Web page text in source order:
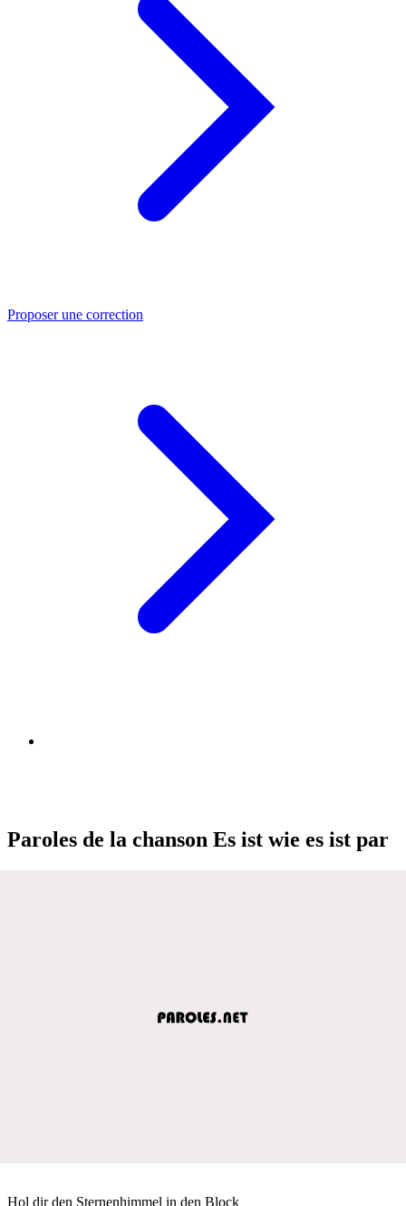
Proposer une correction
Paroles de la chanson Es ist wie es ist par
Hol dir den Sternenhimmel in den Block